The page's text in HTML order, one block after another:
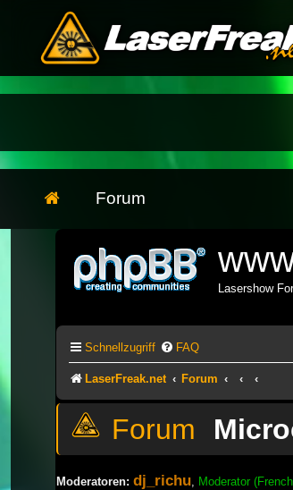
Forum
Lasershow
Schnellzugriff FAQ
LaserFreak.net Forum
Moderatoren: dj_richu Moderator